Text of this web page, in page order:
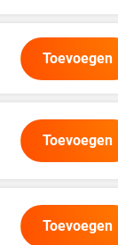
Toevoegen
Toevoegen
Toevoegen